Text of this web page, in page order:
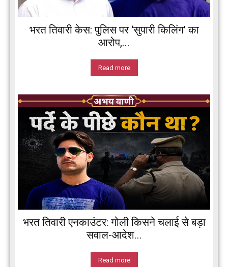
भरत तिवारी केस: पुलिस पर ‘सुपारी किलिंग’ का
आरोप,...
Read more
भरत तिवारी एनकाउंटर: गोली किसने चलाई से बड़ा
सवाल-आदेश...
Read more